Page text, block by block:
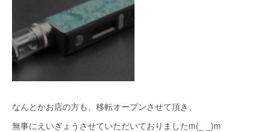
なんとかお店の方も、移転オープンさせて頂き、
無事にえいぎょうさせていただいておりましたm(_ _)m